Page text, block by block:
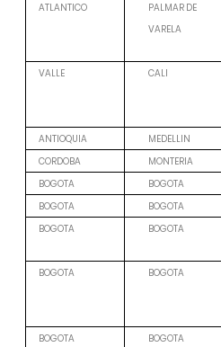
ATLANTICO
PALMAR DE
VARELA
VALLE
CALI
ANTIOQUIA
MEDELLIN
CORDOBA
MONTERIA
BOGOTA
BOGOTA
BOGOTA
BOGOTA
BOGOTA
BOGOTA
BOGOTA
BOGOTA
BOGOTA
BOGOTA